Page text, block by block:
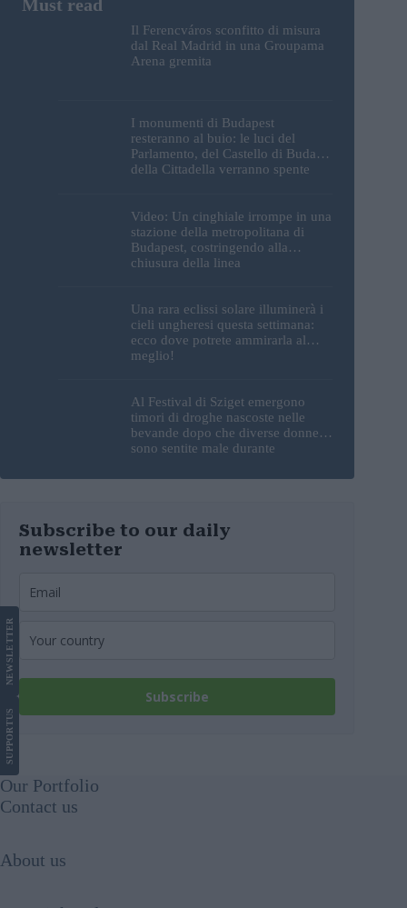
Il Ferencváros sconfitto di misura
dal Real Madrid in una Groupama
Arena gremita
I monumenti di Budapest
resteranno al buio: le luci del
Parlamento, del Castello di Buda e
della Cittadella verranno spente
Video: Un cinghiale irrompe in una
stazione della metropolitana di
Budapest, costringendo alla
chiusura della linea
Una rara eclissi solare illuminerà i
cieli ungheresi questa settimana:
ecco dove potrete ammirarla al
meglio!
Al Festival di Sziget emergono
timori di droghe nascoste nelle
bevande dopo che diverse donne si
sono sentite male durante
Subscribe to our daily
newsletter
Subscribe
SUPPORT
US
NEWS
LETTER
Our Portfolio
Contact us
About us